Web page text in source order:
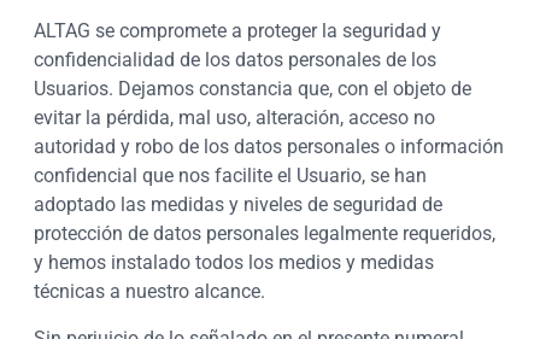
ALTAG se compromete a proteger la seguridad y
confidencialidad de los datos personales de los
Usuarios. Dejamos constancia que, con el objeto de
evitar la pérdida, mal uso, alteración, acceso no
autoridad y robo de los datos personales o información
confidencial que nos facilite el Usuario, se han
adoptado las medidas y niveles de seguridad de
protección de datos personales legalmente requeridos,
y hemos instalado todos los medios y medidas
técnicas a nuestro alcance.